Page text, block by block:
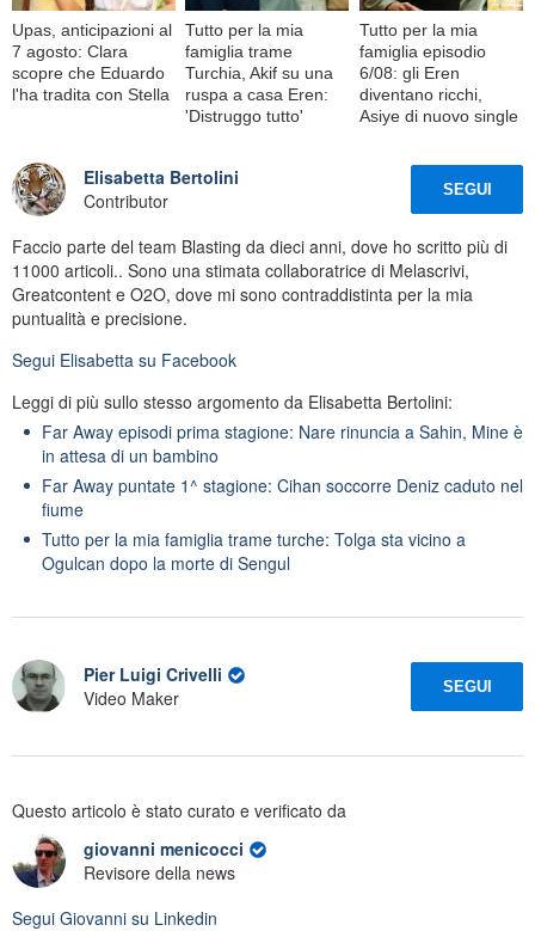
Upas, anticipazioni al
7 agosto: Clara
scopre che Eduardo
l'ha tradita con Stella
Tutto per la mia
famiglia trame
Turchia, Akif su una
ruspa a casa Eren:
'Distruggo tutto'
Tutto per la mia
famiglia episodio
6/08: gli Eren
diventano ricchi,
Asiye di nuovo single
Elisabetta Bertolini
Contributor
SEGUI
Faccio parte del team Blasting da dieci anni, dove ho scritto più di
11000 articoli.. Sono una stimata collaboratrice di Melascrivi,
Greatcontent e O2O, dove mi sono contraddistinta per la mia
puntualità e precisione.
Segui Elisabetta su Facebook
Leggi di più sullo stesso argomento da Elisabetta Bertolini:
Far Away episodi prima stagione: Nare rinuncia a Sahin, Mine è
in attesa di un bambino
Far Away puntate 1^ stagione: Cihan soccorre Deniz caduto nel
fiume
Tutto per la mia famiglia trame turche: Tolga sta vicino a
Ogulcan dopo la morte di Sengul
Pier Luigi Crivelli
Video Maker
SEGUI
Questo articolo è stato curato e verificato da
giovanni menicocci
Revisore della news
Segui Giovanni su Linkedin